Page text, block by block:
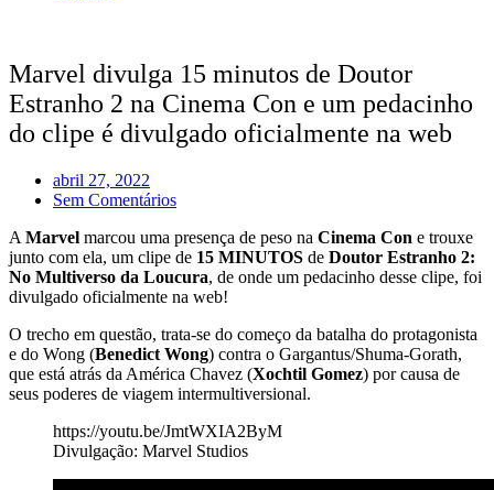
Marvel divulga 15 minutos de Doutor
Estranho 2 na Cinema Con e um pedacinho
do clipe é divulgado oficialmente na web
abril 27, 2022
Sem Comentários
A Marvel marcou uma presença de peso na Cinema Con e trouxe
junto com ela, um clipe de 15 MINUTOS de Doutor Estranho 2:
No Multiverso da Loucura, de onde um pedacinho desse clipe, foi
divulgado oficialmente na web!
O trecho em questão, trata-se do começo da batalha do protagonista
e do Wong (Benedict Wong) contra o Gargantus/Shuma-Gorath,
que está atrás da América Chavez (Xochtil Gomez) por causa de
seus poderes de viagem intermultiversional.
https://youtu.be/JmtWXIA2ByM
Divulgação: Marvel Studios